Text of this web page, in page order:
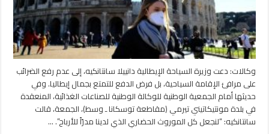
الضرائب
على
مرافئ
الإقامة
مغلقة
وكالات: دعت وزيرة السياحة الإيطالية دانييلا سانتانكيه، إلى عدم رفع الضرائب
على مرافئ الإقامة السياحية، بل فرض الدفع للتمتع بجمال إيطاليا. وفي
حديثها أمام الجمعية الوطنية للوكالة الوطنية للصناعات الغذائية، المنعقدة
في بلدة مونتيكاتيني تيرمي (مقاطعة توسكانا ـ وسط)، الجمعة، قالت
سانتانكيه: “لنجعل كل الموروث الحضاري الذي لدينا مدرّاً للأرباح”. …